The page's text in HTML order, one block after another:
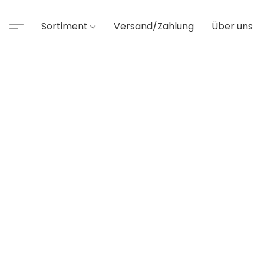
Sortiment Versand/Zahlung Über uns